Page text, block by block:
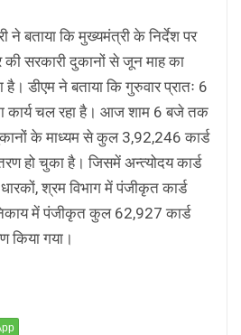
ने बताया कि मुख्यमंत्री के निर्देश पर
सरकारी दुकानों से जून माह का
डीएम ने बताया कि गुरुवार प्रातः 6
कार्य चल रहा है। आज शाम 6 बजे तक
के माध्यम से कुल 3,92,246 कार्ड
हो चुका है। जिसमें अन्त्योदय कार्ड
श्रम विभाग में पंजीकृत कार्ड
में पंजीकृत कुल 62,927 कार्ड
किया गया।